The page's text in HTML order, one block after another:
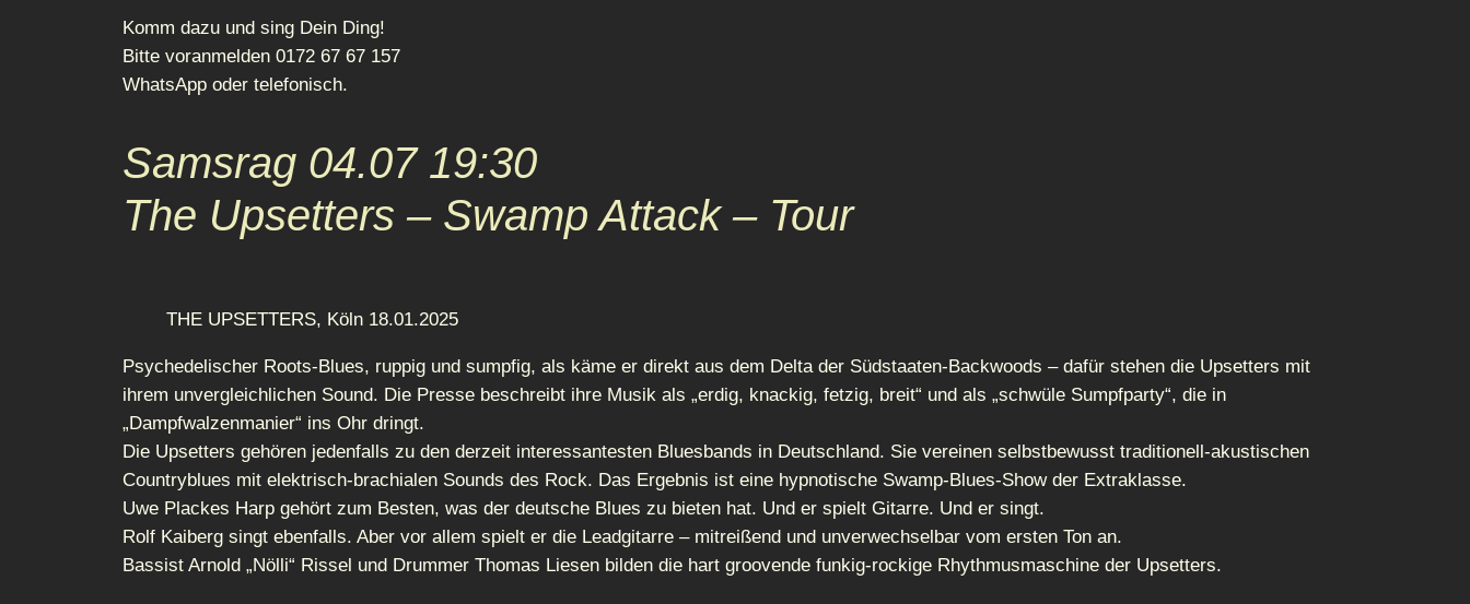
Komm dazu und sing Dein Ding!
Bitte voranmelden 0172 67 67 157
WhatsApp oder telefonisch.
Samsrag 04.07 19:30
The Upsetters – Swamp Attack – Tour
THE UPSETTERS, Köln 18.01.2025
Psychedelischer Roots-Blues, ruppig und sumpfig, als käme er direkt aus dem Delta der Südstaaten-Backwoods – dafür stehen die Upsetters mit
ihrem unvergleichlichen Sound. Die Presse beschreibt ihre Musik als „erdig, knackig, fetzig, breit“ und als „schwüle Sumpfparty“, die in
„Dampfwalzenmanier“ ins Ohr dringt.
Die Upsetters gehören jedenfalls zu den derzeit interessantesten Bluesbands in Deutschland. Sie vereinen selbstbewusst traditionell-akustischen
Countryblues mit elektrisch-brachialen Sounds des Rock. Das Ergebnis ist eine hypnotische Swamp-Blues-Show der Extraklasse.
Uwe Plackes Harp gehört zum Besten, was der deutsche Blues zu bieten hat. Und er spielt Gitarre. Und er singt.
Rolf Kaiberg singt ebenfalls. Aber vor allem spielt er die Leadgitarre – mitreißend und unverwechselbar vom ersten Ton an.
Bassist Arnold „Nölli“ Rissel und Drummer Thomas Liesen bilden die hart groovende funkig-rockige Rhythmusmaschine der Upsetters.